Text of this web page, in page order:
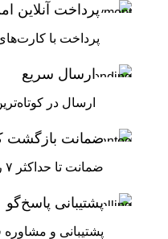
پرداخت آنلاین
پرداخت با
ارسال سریع
ارسال در
ضمانت بازگشت
ضمانت تا حداکثر ۷ روز
پشتیبانی پاسخ‌گو
پشتیبانی و